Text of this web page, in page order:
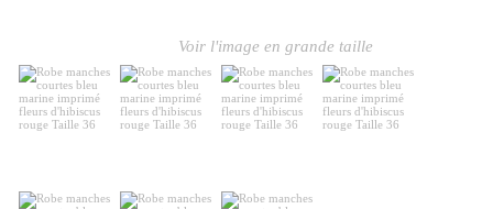
Voir l'image en grande taille